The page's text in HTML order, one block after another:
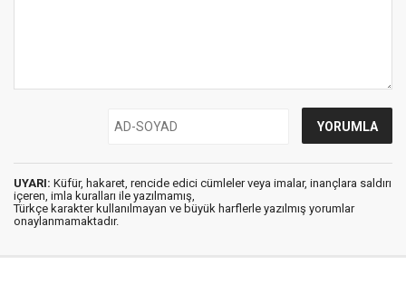
UYARI: Küfür, hakaret, rencide edici cümleler veya imalar, inançlara saldırı
içeren, imla kuralları ile yazılmamış,
Türkçe karakter kullanılmayan ve büyük harflerle yazılmış yorumlar
onaylanmamaktadır.